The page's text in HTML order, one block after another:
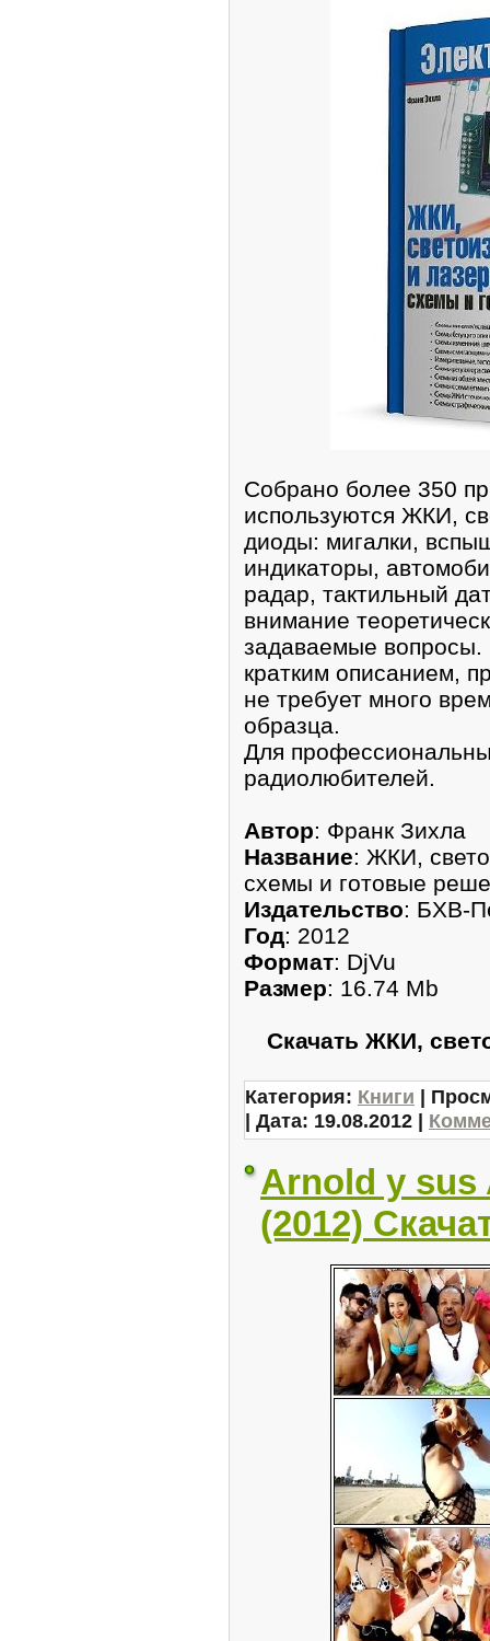
Собрано более 350
используются ЖКИ,
диоды: мигалки,
индикаторы,
радар, тактильный
внимание
задаваемые вопросы.
кратким описанием,
не требует много
образца.
Для
радиолюбителей.
Автор: Франк Зихла
Название: ЖКИ,
схемы и готовые
Издательство: БХВ-
Год: 2012
Формат: DjVu
Размер: 16.74 Mb
Скачать ЖКИ,
Категория: Книги |
| Дата: 19.08.2012 |
Arnold y sus
(2012)